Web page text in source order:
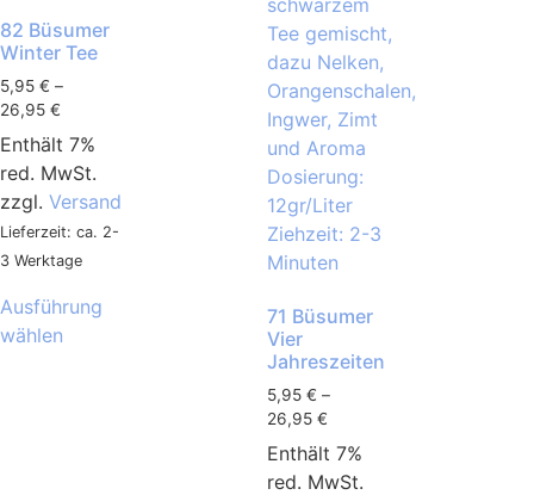
82 Büsumer
Winter Tee
5,95 € –
26,95 €
Enthält 7%
red. MwSt.
zzgl. Versand
Lieferzeit: ca. 2-
3 Werktage
Ausführung
wählen
71 Büsumer
Vier
Jahreszeiten
5,95 € –
26,95 €
Enthält 7%
red. MwSt.